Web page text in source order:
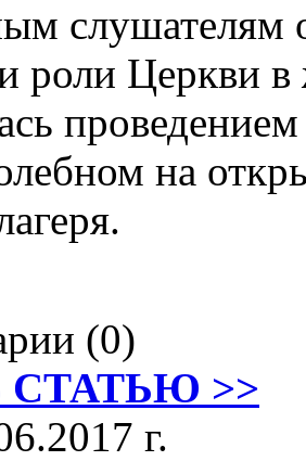
слушателям
роли Церкви в
на
(0)
СТАТЬЮ >>
г.